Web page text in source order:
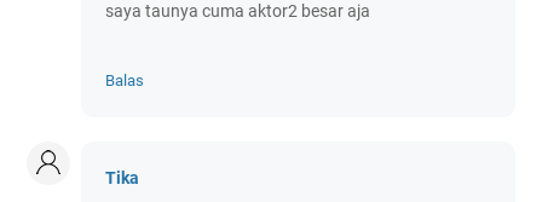
saya taunya cuma aktor2 besar aja
Balas
Tika